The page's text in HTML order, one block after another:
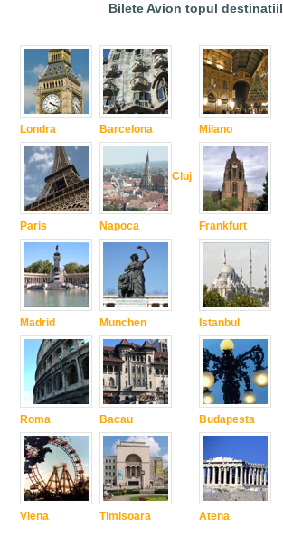
Bilete Avion topul
Londra
Paris
Madrid
Roma
Viena
Barcelona
Cluj
Napoca
Munchen
Bacau
Timisoara
Milano
Frankfurt
Istanbul
Budapesta
Atena